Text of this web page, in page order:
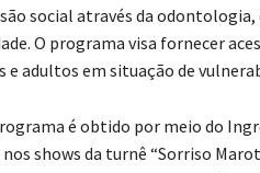
social através da odontologia,
O programa visa fornecer
e adultos em situação de
é obtido por meio do
shows da turnê “Sorriso